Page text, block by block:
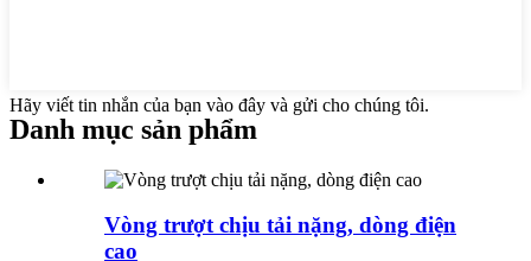
Hãy viết tin nhắn của bạn vào đây và gửi cho chúng tôi.
Danh mục sản phẩm
Vòng trượt chịu tải nặng, dòng điện
cao